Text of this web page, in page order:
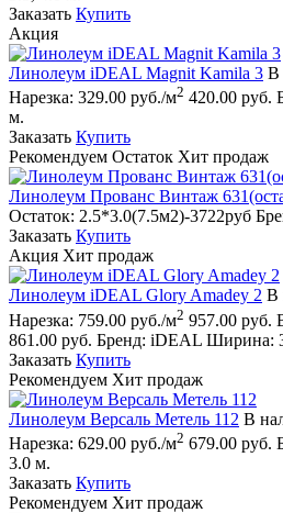
Заказать Купить
Акция
Линолеум iDEAL Magnit Kamila 3 В
Нарезка: 329.00 руб./м2 420.00 руб.
м.
Заказать Купить
Рекомендуем Остаток Хит продаж
Линолеум Прованс Винтаж
Остаток: 2.5*3.0(7.5м2)-3722руб
Заказать Купить
Акция Хит продаж
Линолеум iDEAL Glory Amadey 2 В
Нарезка: 759.00 руб./м2 957.00 руб.
861.00 руб. Бренд: iDEAL Ширина:
Заказать Купить
Рекомендуем Хит продаж
Линолеум Версаль Метель 112 В
Нарезка: 629.00 руб./м2 679.00 руб.
3.0 м.
Заказать Купить
Рекомендуем Хит продаж